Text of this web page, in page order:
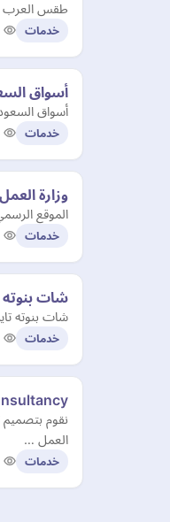
طقس العرب
خدمات
أسواق
أسواق
خدمات
وزارة
الموقع
خدمات
شات بنوته
شات بنوته
خدمات
العمل …
خدمات